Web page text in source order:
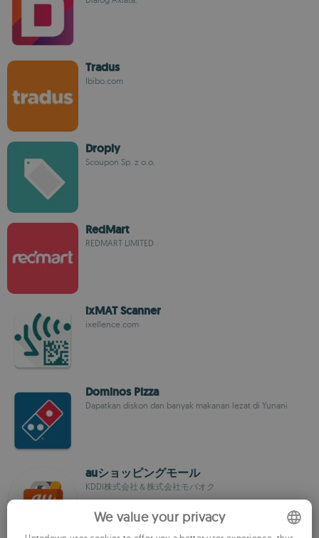
Tradus
Ibibo.com
Droply
Scoupon Sp. z o.o.
RedMart
REDMART LIMITED
ixMAT Scanner
ixellence.com
Dominos Pizza
Dapatkan diskon dan banyak makanan lezat di Yunani
auショッピングモール
KDDI株式会社＆株式会社モバオク
We value your privacy